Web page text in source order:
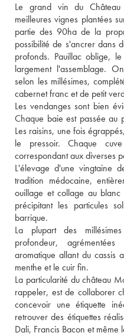
Le grand vin du Château
meilleures vignes plantées
partie des 90ha de la
possibilité de s'ancrer dans
profonds. Pauillac oblige,
largement l'assemblage.
selon les millésimes,
cabernet franc et de petit
Les vendanges sont bien
Chaque baie est passée
Les raisins, une fois
le pressoir. Chaque
correspondant aux diverses
L'élevage d'une vingtaine
tradition médocaine,
ouillage et collage au
précipitant les particules
barrique.
La plupart des
profondeur,
aromatique allant du cassis
menthe et le cuir fin.
La particularité du château
rappeler, est de collaborer
concevoir une étiquette
retrouver des étiquettes
Dali, Francis Bacon et